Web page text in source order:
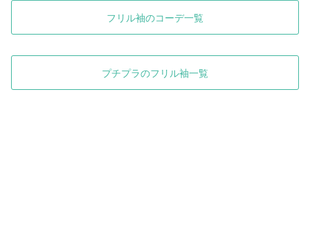
フリル袖のコーデ一覧
プチプラのフリル袖一覧